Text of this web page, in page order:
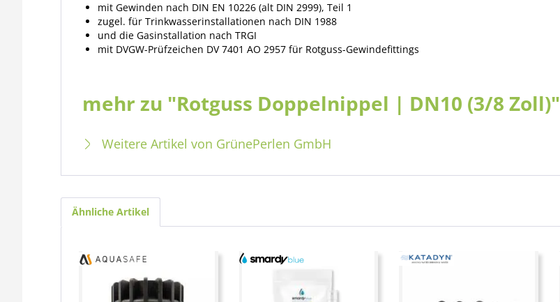
mit Gewinden nach DIN EN 10226 (alt DIN 2999), Teil 1
zugel. für Trinkwasserinstallationen nach DIN 1988
und die Gasinstallation nach TRGI
mit DVGW-Prüfzeichen DV 7401 AO 2957 für Rotguss-Gewindefittings
mehr zu "Rotguss Doppelnippel | DN10 (3/8 Zoll)"
Weitere Artikel von GrünePerlen GmbH
Ähnliche Artikel